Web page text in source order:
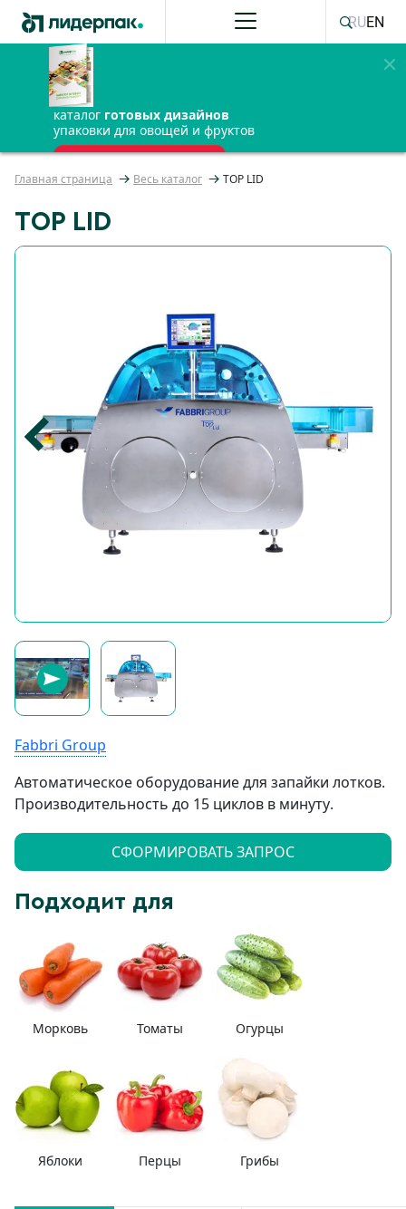
каталог готовых дизайнов
упаковки для овощей и фруктов
ПОЛУЧИТЬ БЕСПЛАТНО
RUEN
Главная страница Весь каталог TOP LID
TOP LID
Fabbri Group
Автоматическое оборудование для запайки лотков.
Производительность до 15 циклов в минуту.
СФОРМИРОВАТЬ ЗАПРОС
Подходит для
Морковь Томаты Огурцы
Яблоки Перцы Грибы